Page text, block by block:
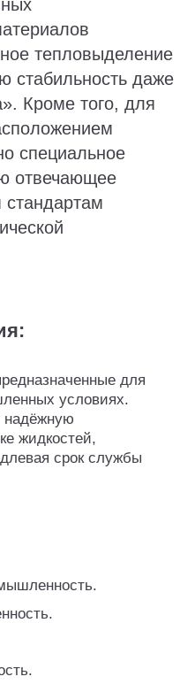
тепловыделение
стабильность даже
Кроме того, для
специальное
отвечающее
стандартам
для
условиях.
надёжную
жидкостей,
срок службы